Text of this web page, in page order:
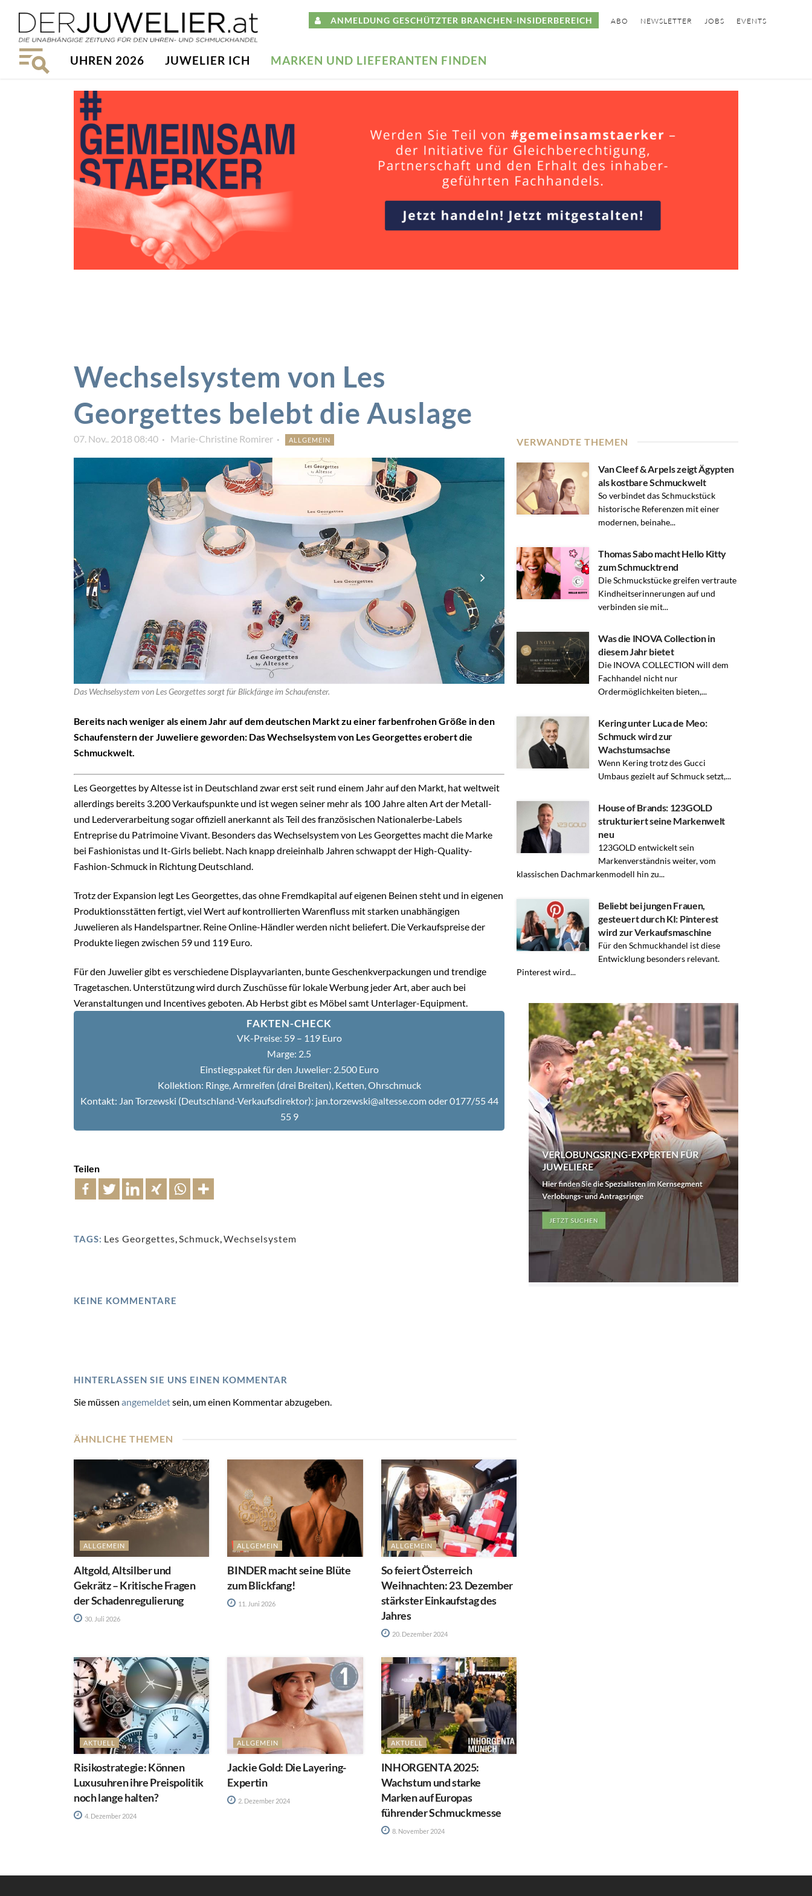
ANMELDUNG GESCHÜTZTER BRANCHEN-INSIDERBEREICH ABO NEWSLETTER JOBS EVENTS
UHREN 2026 JUWELIER ICH MARKEN UND LIEFERANTEN FINDEN
Wechselsystem von Les
Georgettes belebt die Auslage
07. Nov.. 2018 08:40 Marie-Christine Romirer ALLGEMEIN
Das Wechselsystem von Les Georgettes sorgt für Blickfänge im Schaufenster.
Bereits nach weniger als einem Jahr auf dem deutschen Markt zu einer farbenfrohen Größe in den
Schaufenstern der Juweliere geworden: Das Wechselsystem von Les Georgettes erobertdie
Schmuckwelt.
Les Georgettes by Altesse ist in Deutschland zwar erst seit rund einem Jahr auf den Markt, hat weltweit
allerdings bereits 3.200 Verkaufspunkte und ist wegen seiner mehr als 100 Jahre alten Art der Metall-
und Lederverarbeitung sogar offiziell anerkannt als Teil des französischen Nationalerbe-Labels
Entreprise du Patrimoine Vivant. Besonders das Wechselsystem von Les Georgettes macht die Marke
bei Fashionistas und It-Girls beliebt. Nach knapp dreieinhalb Jahren schwappt der High-Quality-
Fashion-Schmuck in Richtung Deutschland.
Trotz der Expansion legt Les Georgettes, das ohne Fremdkapital auf eigenen Beinen steht und in eigenen
Produktionsstätten fertigt, viel Wert auf kontrollierten Warenfluss mit starken unabhängigen
Juwelieren als Handelspartner. Reine Online-Händler werden nicht beliefert. Die Verkaufspreise der
Produkte liegen zwischen 59 und 119 Euro.
Für den Juwelier gibt es verschiedene Displayvarianten, bunte Geschenkverpackungen und trendige
Tragetaschen. Unterstützung wird durch Zuschüsse für lokale Werbung jeder Art, aber auch bei
Veranstaltungen und Incentives geboten. Ab Herbst gibt es Möbel samt Unterlager-Equipment.
FAKTEN-CHECK
VK-Preise: 59 – 119 Euro
Marge: 2.5
Einstiegspaket für den Juwelier: 2.500 Euro
Kollektion: Ringe, Armreifen (drei Breiten), Ketten, Ohrschmuck
Kontakt: Jan Torzewski (Deutschland-Verkaufsdirektor): jan.torzewski@altesse.comoder 0177/55 44
55 9
Teilen
TAGS: Les Georgettes,Schmuck,Wechselsystem
KEINE KOMMENTARE
HINTERLASSEN SIE UNS EINEN KOMMENTAR
Sie müssen angemeldetsein, um einen Kommentar abzugeben.
VERWANDTE THEMEN
Van Cleef & Arpels zeigt Ägypten
als kostbare Schmuckwelt
So verbindet das Schmuckstück
historische Referenzen mit einer
modernen, beinahe...
Thomas Sabo macht Hello Kitty
zum Schmucktrend
Die Schmuckstücke greifen vertraute
Kindheitserinnerungen auf und
verbinden sie mit...
Was die INOVA Collection in
diesem Jahr bietet
Die INOVA COLLECTION will dem
Fachhandel nicht nur
Ordermöglichkeiten bieten,...
Kering unter Luca de Meo:
Schmuck wird zur
Wachstumsachse
Wenn Kering trotz des Gucci
Umbaus gezielt auf Schmuck setzt,...
House of Brands: 123GOLD
strukturiert seine Markenwelt
neu
123GOLD entwickelt sein
Markenverständnis weiter, vom
klassischen Dachmarkenmodell hin zu...
Beliebt bei jungen Frauen,
gesteuert durch KI: Pinterest
wird zur Verkaufsmaschine
Für den Schmuckhandel ist diese
Entwicklung besonders relevant.
Pinterest wird...
ÄHNLICHE THEMEN
ALLGEMEIN
Altgold, Altsilber und
Gekrätz – Kritische Fragen
der Schadenregulierung
30. Juli 2026
ALLGEMEIN
BINDER macht seine Blüte
zum Blickfang!
11. Juni 2026
ALLGEMEIN
So feiert Österreich
Weihnachten: 23. Dezember
stärkster Einkaufstag des
Jahres
20. Dezember 2024
AKTUELL
Risikostrategie: Können
Luxusuhren ihre Preispolitik
noch lange halten?
4. Dezember 2024
ALLGEMEIN
Jackie Gold: Die Layering-
Expertin
2. Dezember 2024
AKTUELL
INHORGENTA 2025:
Wachstum und starke
Marken auf Europas
führender Schmuckmesse
8. November 2024